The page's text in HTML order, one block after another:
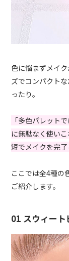
色に悩まずメイ
ズでコンパクト
ったり。
「多色パレット
に無駄なく使い
短でメイクを完了
ここでは全4種の
ご紹介します。
01 スウィート